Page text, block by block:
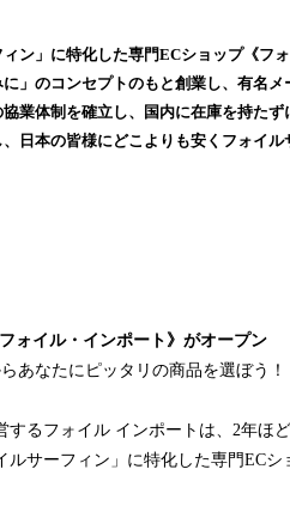
ン」に特化した専門ECショップ《フ
」のコンセプトのもと創業し、有名
業体制を確立し、国内に在庫を持た
日本の皆様にどこよりも安くフォイル
フォイル・インポート 》 がオープン
あなたにピッタリの商品を選ぼう！
るフォイル インポートは、2年ほ
サーフィン」に特化した専門EC